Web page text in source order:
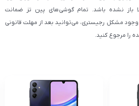
باز نشده باشد. تمام گوشی‌های پین تز ضمانت
مشکل رجیستری، می‌توانید بعد از مهلت قانونی